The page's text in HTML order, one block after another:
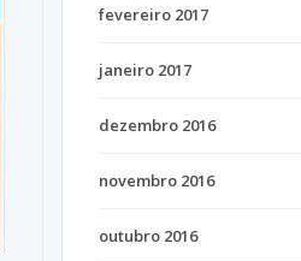
fevereiro 2017
janeiro 2017
dezembro 2016
novembro 2016
outubro 2016